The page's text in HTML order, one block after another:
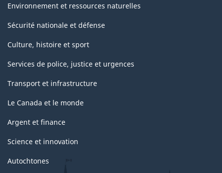
Environnement et ressources naturelles
Sécurité nationale et défense
Culture, histoire et sport
Services de police, justice et urgences
Transport et infrastructure
Le Canada et le monde
Argent et finance
Science et innovation
Autochtones